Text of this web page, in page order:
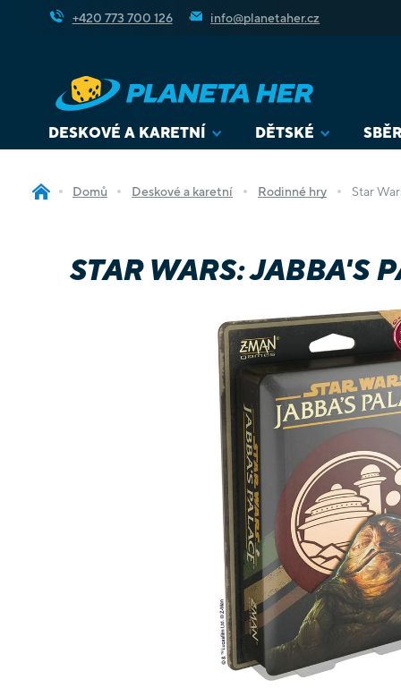
+420 773 700 126 info@planetaher.cz
DESKOVÉ A KARETNÍ DĚTSKÉ
Domů Deskové a karetní Rodinné hry Star
STAR WARS: JABBA'S